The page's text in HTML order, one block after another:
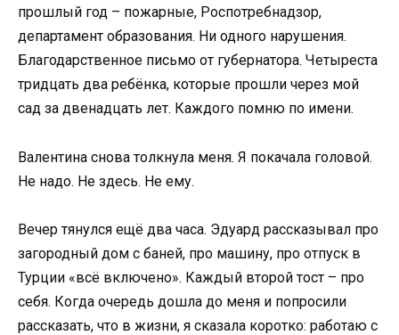
прошлый год – пожарные, Роспотребнадзор,
департамент образования. Ни одного нарушения.
Благодарственное письмо от губернатора. Четыреста
тридцать два ребёнка, которые прошли через мой
сад за двенадцать лет. Каждого помню по имени.
Валентина снова толкнула меня. Я покачала головой.
Не надо. Не здесь. Не ему.
Вечер тянулся ещё два часа. Эдуард рассказывал про
загородный дом с баней, про машину, про отпуск в
Турции «всё включено». Каждый второй тост – про
себя. Когда очередь дошла до меня и попросили
рассказать, что в жизни, я сказала коротко: работаю с